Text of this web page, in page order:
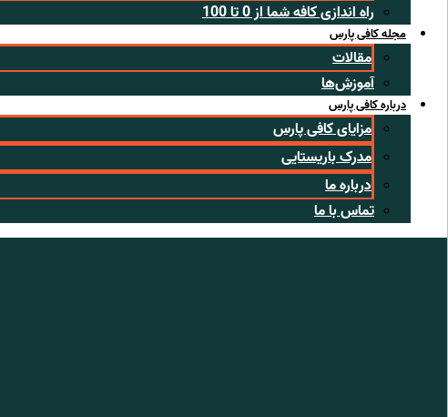
راه اندازی کافه شما از 0 تا 100
مجله کافی پارس
مقالات
آموزش‌ها
درباره کافی پارس
مزایای کافی پارس
مدرک باریستایی
درباره ما
تماس با ما